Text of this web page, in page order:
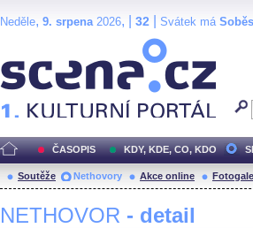
Neděle, 9. srpena2026, | 32 Svátek má
ČASOPIS KDY, KDE, CO, KDO
Soutěže Nethovory Akce online
NETHOVOR - detail